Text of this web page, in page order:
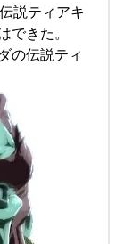
説ティアキ
きた。
の伝説ティ